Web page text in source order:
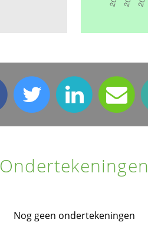
Ondertekeningen
Nog geen ondertekeningen